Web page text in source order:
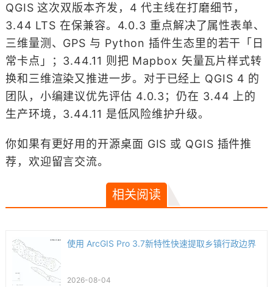
QGIS 这次双版本齐发，4 代主线在打磨细节，
3.44 LTS 在保兼容。4.0.3 重点解决了属性表单、
三维量测、GPS 与 Python 插件生态里的若干「日
常卡点」；3.44.11 则把 Mapbox 矢量瓦片样式转
换和三维渲染又推进一步。对于已经上 QGIS 4 的
团队，小编建议优先评估 4.0.3；仍在 3.44 上的
生产环境，3.44.11 是低风险维护升级。
你如果有更好用的开源桌面 GIS 或 QGIS 插件推
荐，欢迎留言交流。
相关阅读
使用 ArcGIS Pro 3.7新特性快速提取乡镇行政边界
2026-08-04